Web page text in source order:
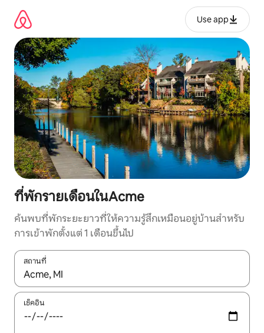
เนื้อหา
Use app
ที่พักรายเดือนในAcme
ค้นพบที่พักระยะยาวที่ให้ความรู้สึกเหมือนอยู่บ้านสำหรับ
การเข้าพักตั้งแต่ 1 เดือนขึ้นไป
สถานที่
ใช้ลูกศรขึ้นลง หรือใช้การสัมผัสหรือปัด เพื่อสำรวจผลการค้นหา
เช็คอิน